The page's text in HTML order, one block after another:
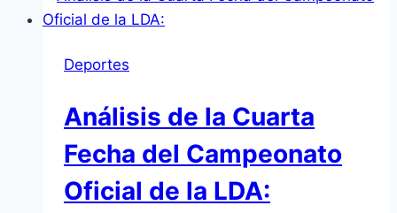
Deportes
Análisis de la Cuarta
Fecha del Campeonato
Oficial de la LDA: